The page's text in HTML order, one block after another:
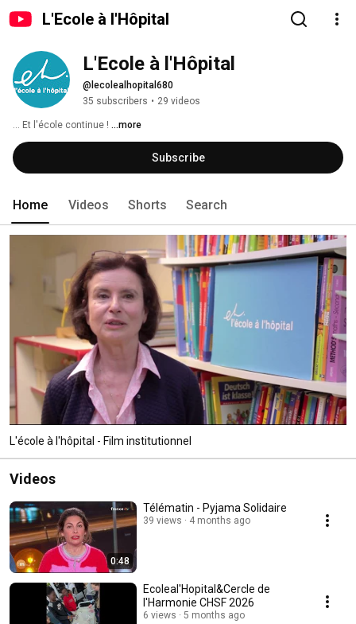
L'Ecole à l'Hôpital
L'Ecole à l'Hôpital
@lecolealhopital680
35 subscribers • 29 videos
... Et l'école continue ! ...more
Subscribe
Home Videos Shorts Search
L'école à l'hôpital - Film institutionnel
Videos
0:48
Télématin - Pyjama Solidaire
39 views 4 months ago
Ecoleal'Hopital&Cercle de
l'Harmonie CHSF 2026
6 views 5 months ago